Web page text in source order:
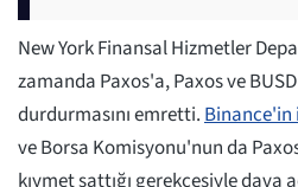
New York Finansal Hizmetler
zamanda Paxos'a, Paxos ve
durdurmasını emretti.Binance'in
ve Borsa Komisyonu'nun da
kıymet sattığı gerekçesiyle dava